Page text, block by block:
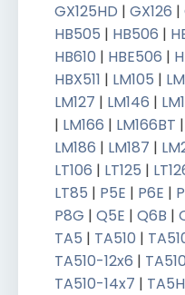
GX125HD | GX126 |
HB505 | HB506 |
HB610 | HBE506 |
HBX511 | LM105 |
LM127 | LM146 |
| LM166 | LM166BT |
LM186 | LM187 |
LT106 | LT125 |
LT85 | P5E | P6E |
P8G | Q5E | Q6B |
TA5 | TA510 |
TA510-12x6 |
TA510-14x7 |